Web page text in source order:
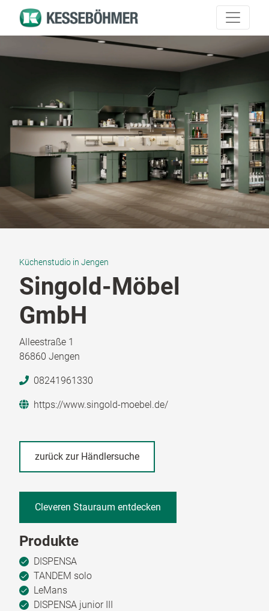
Küchenstudio in Jengen
Singold-Möbel
GmbH
Alleestraße 1
86860 Jengen
08241961330
https://www.singold-moebel.de/
zurück zur Händlersuche
Cleveren Stauraum entdecken
Produkte
DISPENSA
TANDEM solo
LeMans
DISPENSA junior III